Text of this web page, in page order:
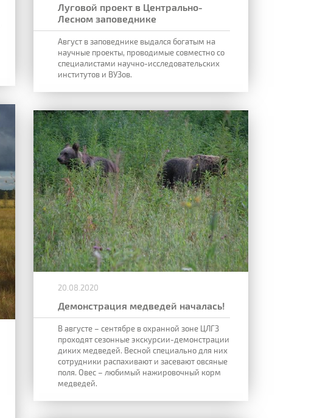
Луговой проект в Центрально-
Лесном заповеднике
Август в заповеднике выдался богатым на
научные проекты, проводимые совместно со
специалистами научно-исследовательских
институтов и ВУЗов.
20.08.2020
Демонстрация медведей началась!
В августе – сентябре в охранной зоне ЦЛГЗ
проходят сезонные экскурсии-демонстрации
диких медведей. Весной специально для них
сотрудники распахивают и засевают овсяные
поля. Овес – любимый нажировочный корм
медведей.